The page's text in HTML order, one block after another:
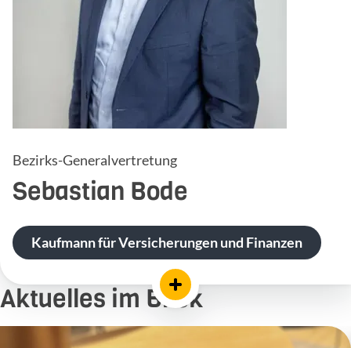
Bezirks-Generalvertretung
Sebastian Bode
Kaufmann für Versicherungen und Finanzen
Aktuelles im Blick